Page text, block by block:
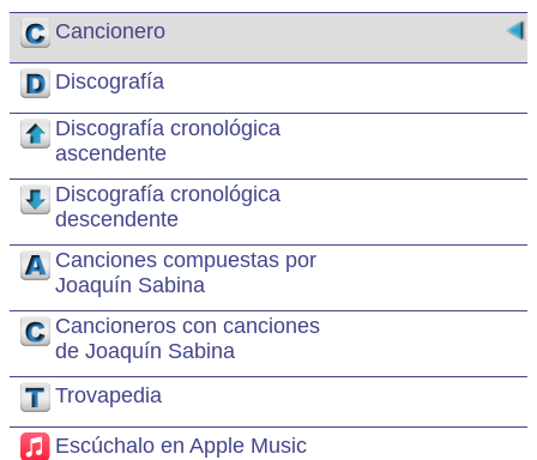
Cancionero
Discografía
Discografía cronológica
ascendente
Discografía cronológica
descendente
Canciones compuestas por
Joaquín Sabina
Cancioneros con canciones
de Joaquín Sabina
Trovapedia
Escúchalo en Apple Music